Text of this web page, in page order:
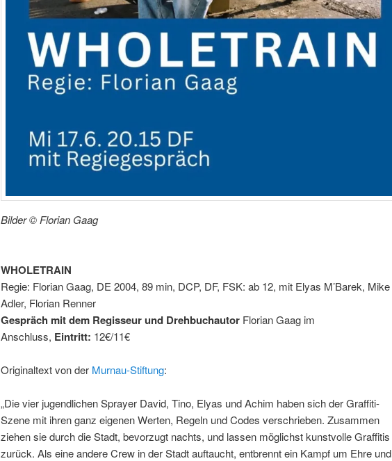
Bilder © Florian Gaag
WHOLETRAIN
Regie: Florian Gaag, DE 2004, 89 min, DCP, DF, FSK: ab 12, mit Elyas M’Barek, Mike
Adler, Florian Renner
Gespräch mit dem Regisseur und Drehbuchautor Florian Gaag im
Anschluss, Eintritt: 12€/11€
Originaltext von der Murnau-Stiftung:
„Die vier jugendlichen Sprayer David, Tino, Elyas und Achim haben sich der Graffiti-
Szene mit ihren ganz eigenen Werten, Regeln und Codes verschrieben. Zusammen
ziehen sie durch die Stadt, bevorzugt nachts, und lassen möglichst kunstvolle Graffitis
zurück. Als eine andere Crew in der Stadt auftaucht, entbrennt ein Kampf um Ehre und